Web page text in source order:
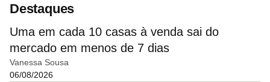
Destaques
Uma em cada 10 casas à venda sai do
mercado em menos de 7 dias
Vanessa Sousa
06/08/2026